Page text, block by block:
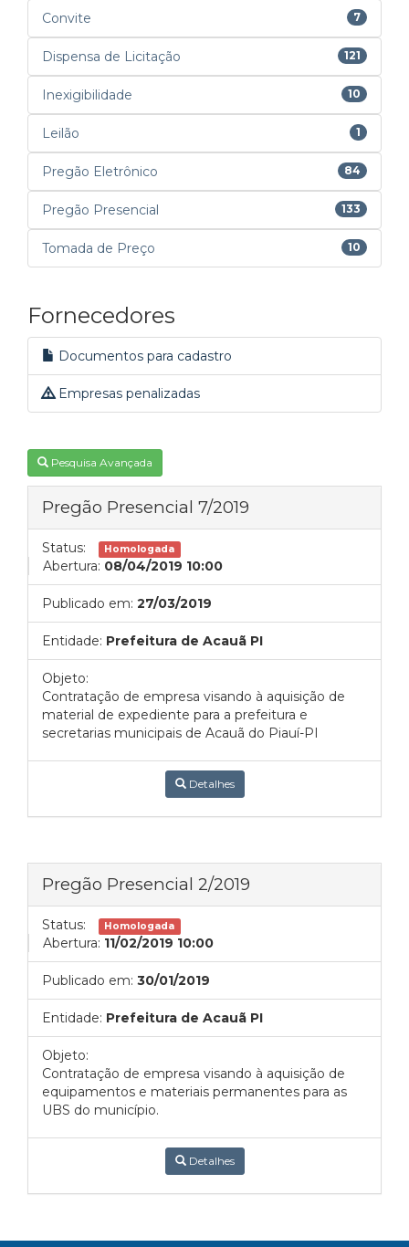
Convite 7
Dispensa de Licitação 121
Inexigibilidade 10
Leilão 1
Pregão Eletrônico 84
Pregão Presencial 133
Tomada de Preço 10
Fornecedores
Documentos para cadastro
Empresas penalizadas
Pesquisa Avançada
Pregão Presencial 7/2019
Status: Homologada
Abertura: 08/04/2019 10:00
Publicado em: 27/03/2019
Entidade: Prefeitura de Acauã PI
Objeto:
Contratação de empresa visando à aquisição de
material de expediente para a prefeitura e
secretarias municipais de Acauã do Piauí-PI
Detalhes
Pregão Presencial 2/2019
Status: Homologada
Abertura: 11/02/2019 10:00
Publicado em: 30/01/2019
Entidade: Prefeitura de Acauã PI
Objeto:
Contratação de empresa visando à aquisição de
equipamentos e materiais permanentes para as
UBS do município.
Detalhes